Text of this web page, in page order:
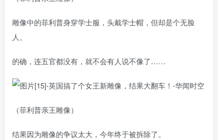
雕像中的菲利普身穿学士服，头戴学士帽，但却是个无脸
人。
的确，连五官都没有，就不会有人说不像了……
（菲利普亲王雕像）
结果因为雕像的争议太大，今年终于被拆除了。